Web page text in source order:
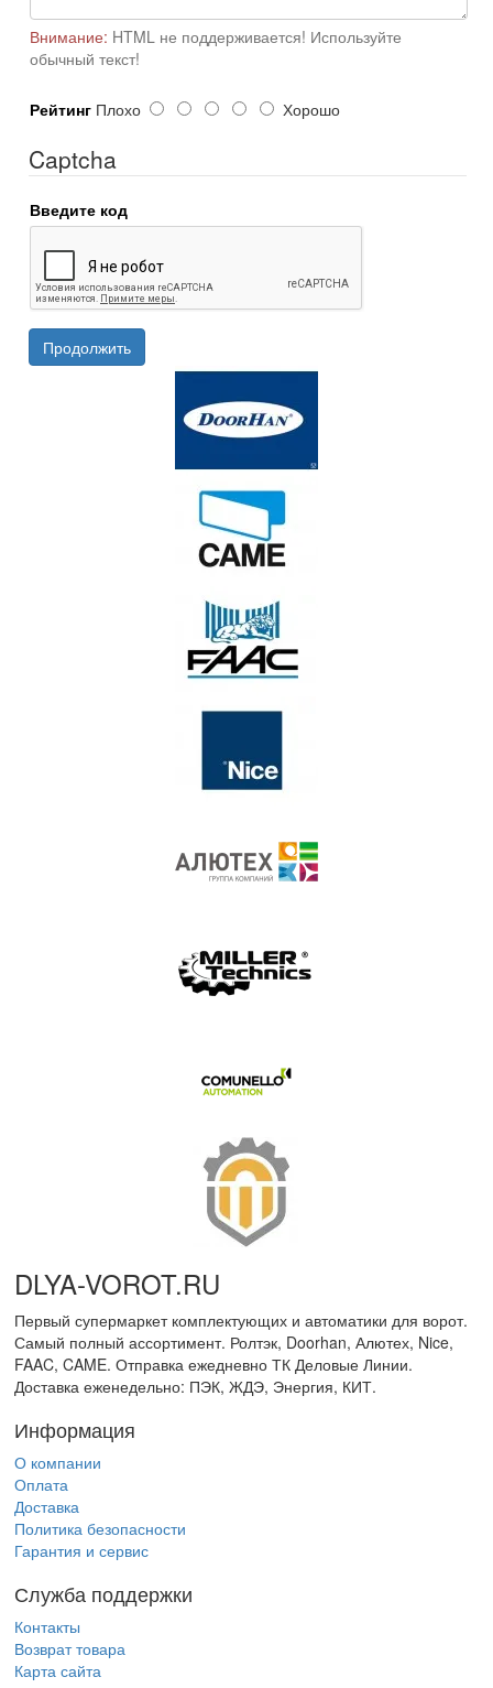
Внимание: HTML не поддерживается! Используйте
обычный текст!
Рейтинг Плохо Хорошо
Captcha
Введите код
Продолжить
DLYA-VOROT.RU
Первый супермаркет комплектующих и автоматики для ворот.
Самый полный ассортимент. Ролтэк, Doorhan, Алютех, Nice,
FAAC, CAME. Отправка ежедневно ТК Деловые Линии.
Доставка еженедельно: ПЭК, ЖДЭ, Энергия, КИТ.
Информация
О компании
Оплата
Доставка
Политика безопасности
Гарантия и сервис
Служба поддержки
Контакты
Возврат товара
Карта сайта